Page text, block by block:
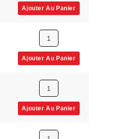
Ajouter Au Panier
1
Ajouter Au Panier
1
Ajouter Au Panier
1